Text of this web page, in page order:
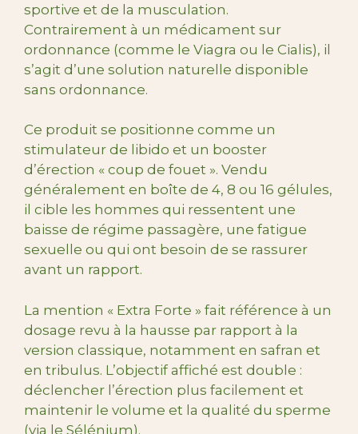
sportive et de la musculation.
Contrairement à un médicament sur
ordonnance (comme le Viagra ou le Cialis), il
s’agit d’une solution naturelle disponible
sans ordonnance.
Ce produit se positionne comme un
stimulateur de libido et un booster
d’érection « coup de fouet ». Vendu
généralement en boîte de 4, 8 ou 16 gélules,
il cible les hommes qui ressentent une
baisse de régime passagère, une fatigue
sexuelle ou qui ont besoin de se rassurer
avant un rapport.
La mention « Extra Forte » fait référence à un
dosage revu à la hausse par rapport à la
version classique, notamment en safran et
en tribulus. L’objectif affiché est double :
déclencher l’érection plus facilement et
maintenir le volume et la qualité du sperme
(via le Sélénium).